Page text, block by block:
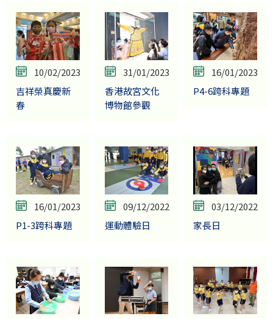
10/02/2023
吉祥榮真慶新
春
31/01/2023
香港故宮文化
博物館參觀
16/01/2023
P4-6跨科專題
16/01/2023
P1-3跨科專題
09/12/2022
運動體驗日
03/12/2022
家長日